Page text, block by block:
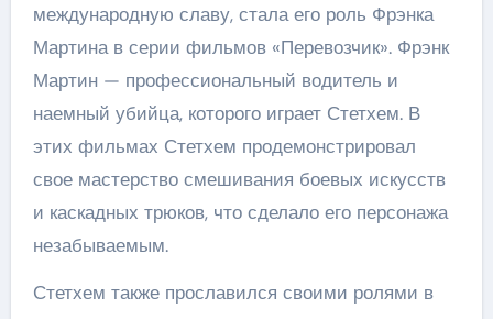
международную славу, стала его роль Фрэнка
Мартина в серии фильмов «Перевозчик». Фрэнк
Мартин — профессиональный водитель и
наемный убийца, которого играет Стетхем. В
этих фильмах Стетхем продемонстрировал
свое мастерство смешивания боевых искусств
и каскадных трюков, что сделало его персонажа
незабываемым.
Стетхем также прославился своими ролями в